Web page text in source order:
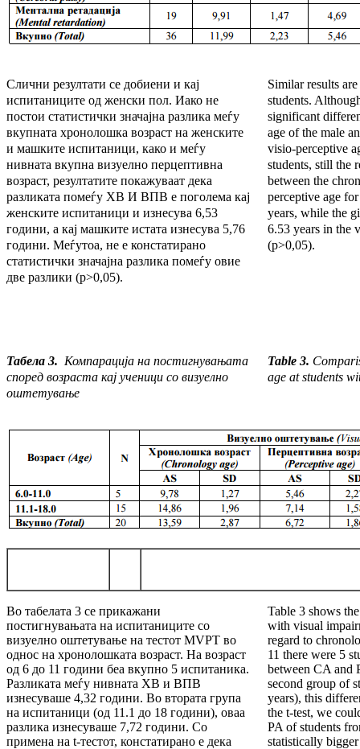
Слични резултати се добиени и кај
испитаниците од женски пол. Иако не
постои статистички значајна разлика меѓу
вкупната хронолошка возраст на женските
и машките испитаници, како и меѓу
нивната вкупна визуелно перцептивна
возраст, резултатите покажуваат дека
разликата помеѓу ХВ И ВПВ е поголема кај
женските испитаници и изнесува 6,53
години, а кај машките истата изнесува 5,76
години. Меѓутоа, не е констатирано
статистички значајна разлика помеѓу овие
две разлики (p>0,05).
Similar results
students.
significant
age of the male
visio-perceptive
students, still the
between the
perceptive age
years, while the
6.53 years in the
(p>0,05).
Табела 3. Компарација на постигнувањата
според возраста кај ученици со визуелно
оштетување
Table 3.
age at students
Во табелата 3 се прикажани
постигнувањата на испитаниците со
визуелно оштетување на тестот MVPT во
однос на хронолошката возраст. На возраст
од 6 до 11 години беа вкупно 5 испитаника.
Разликата меѓу нивната ХВ и ВПВ
изнесуваше 4,32 години. Во втората група
на испитаници (од 11.1 до 18 години), оваа
разлика изнесуваше 7,72 години. Со
примена на t-тестот, констатирано е дека
Table 3 shows
with visual
regard to
11 there were 5
between CA and
second group of
years), this
the t-test, we
PA of students
statistically